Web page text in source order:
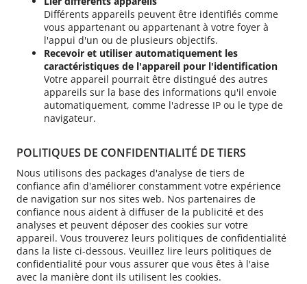
Différents appareils peuvent être identifiés comme
vous appartenant ou appartenant à votre foyer à
l'appui d'un ou de plusieurs objectifs.
Recevoir et utiliser automatiquement les
caractéristiques de l'appareil pour l'identification
Votre appareil pourrait être distingué des autres
appareils sur la base des informations qu'il envoie
automatiquement, comme l'adresse IP ou le type de
navigateur.
POLITIQUES DE CONFIDENTIALITÉ DE TIERS
Nous utilisons des packages d'analyse de tiers de
confiance afin d'améliorer constamment votre expérience
de navigation sur nos sites web. Nos partenaires de
confiance nous aident à diffuser de la publicité et des
analyses et peuvent déposer des cookies sur votre
appareil. Vous trouverez leurs politiques de confidentialité
dans la liste ci-dessous. Veuillez lire leurs politiques de
confidentialité pour vous assurer que vous êtes à l'aise
avec la manière dont ils utilisent les cookies.